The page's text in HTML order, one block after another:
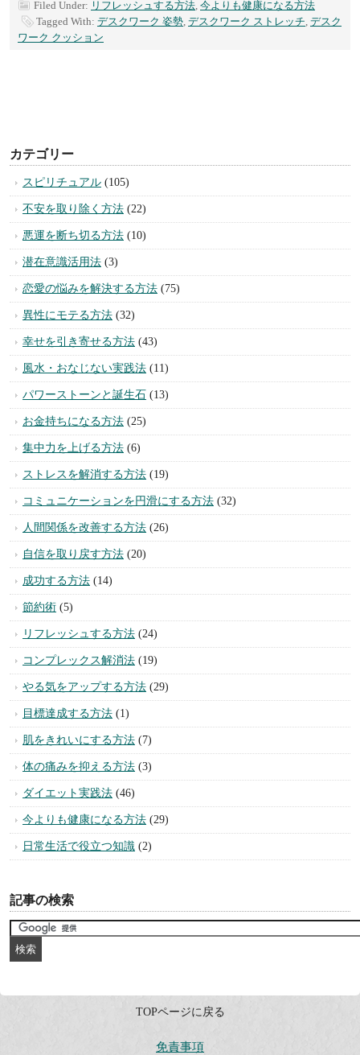
Filed Under: リフレッシュする方法, 今よりも健康になる方法
Tagged With: デスクワーク 姿勢, デスクワーク ストレッチ, デスク
ワーク クッション
カテゴリー
スピリチュアル (105)
不安を取り除く方法 (22)
悪運を断ち切る方法 (10)
潜在意識活用法 (3)
恋愛の悩みを解決する方法 (75)
異性にモテる方法 (32)
幸せを引き寄せる方法 (43)
風水・おなじない実践法 (11)
パワーストーンと誕生石 (13)
お金持ちになる方法 (25)
集中力を上げる方法 (6)
ストレスを解消する方法 (19)
コミュニケーションを円滑にする方法 (32)
人間関係を改善する方法 (26)
自信を取り戻す方法 (20)
成功する方法 (14)
節約術 (5)
リフレッシュする方法 (24)
コンプレックス解消法 (19)
やる気をアップする方法 (29)
目標達成する方法 (1)
肌をきれいにする方法 (7)
体の痛みを抑える方法 (3)
ダイエット実践法 (46)
今よりも健康になる方法 (29)
日常生活で役立つ知識 (2)
記事の検索
TOPページに戻る
免責事項